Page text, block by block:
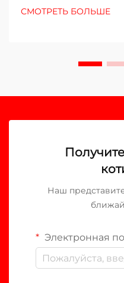
СМОТРЕТЬ БОЛЬШЕ
Наш
Электронная